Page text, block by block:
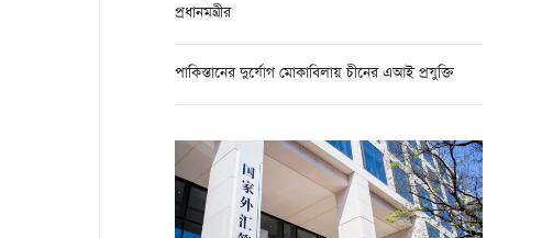
প্রধানমন্ত্রীর
পাকিস্তানের দুর্যোগ মোকাবিলায় চীনের এআই প্রযুক্তি